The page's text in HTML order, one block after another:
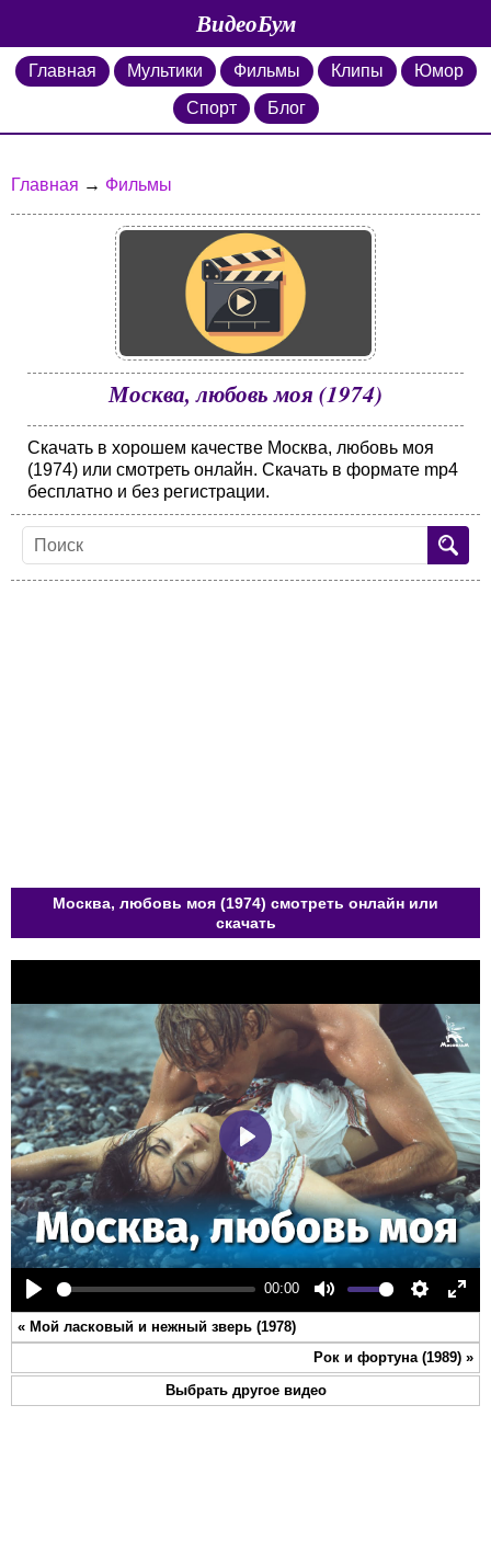
ВидеоБум
Главная Мультики Фильмы Клипы
Юмор
Спорт
Блог
Главная → Фильмы
Москва, любовь моя (1974)
Скачать в хорошем качестве Москва, любовь моя
(1974) или смотреть онлайн. Скачать в формате mp4
бесплатно и без регистрации.
Москва, любовь моя (1974) смотреть онлайн или
скачать
Play
00:00
Mute Settings
Play
« Мой ласковый и нежный зверь (1978)
Рок и фортуна (1989) »
Выбрать другое видео